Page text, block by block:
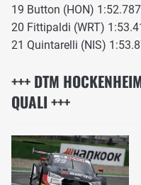
19 Button (HON) 1:52.787
20 Fittipaldi (WRT)
21 Quintarelli (NIS)
+++ DTM
QUALI +++